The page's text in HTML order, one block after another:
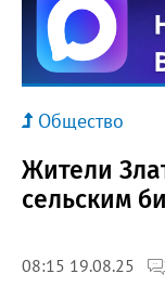
Общество
Жители
сельским
08:15 19.08.25